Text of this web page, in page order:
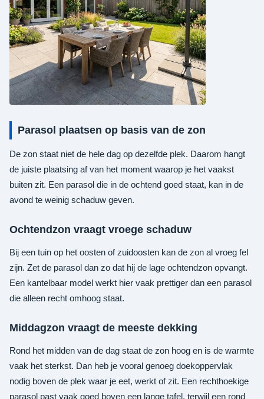
Parasol plaatsen op basis van de zon
De zon staat niet de hele dag op dezelfde plek. Daarom hangt
de juiste plaatsing af van het moment waarop je het vaakst
buiten zit. Een parasol die in de ochtend goed staat, kan in de
avond te weinig schaduw geven.
Ochtendzon vraagt vroege schaduw
Bij een tuin op het oosten of zuidoosten kan de zon al vroeg fel
zijn. Zet de parasol dan zo dat hij de lage ochtendzon opvangt.
Een kantelbaar model werkt hier vaak prettiger dan een parasol
die alleen recht omhoog staat.
Middagzon vraagt de meeste dekking
Rond het midden van de dag staat de zon hoog en is de warmte
vaak het sterkst. Dan heb je vooral genoeg doekoppervlak
nodig boven de plek waar je eet, werkt of zit. Een rechthoekige
parasol past vaak goed boven een lange tafel, terwijl een rond